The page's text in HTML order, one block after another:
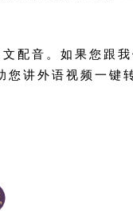
配音。如果您跟
讲外语视频一键